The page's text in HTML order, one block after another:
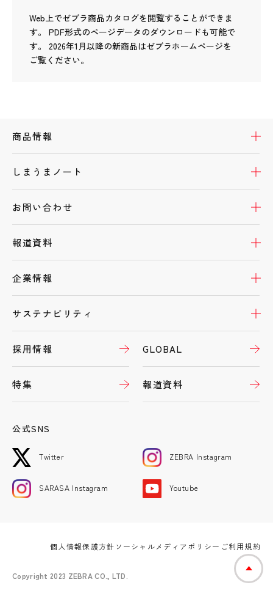
Web上でゼブラ商品カタログを閲覧することができま
す。 PDF形式のページデータのダウンロードも可能で
す。
2026年1月以降の新商品はゼブラホームページを
ご覧ください。
商品情報
しまうまノート
お問い合わせ
報道資料
企業情報
サステナビリティ
採用情報 GLOBAL
特集 報道資料
公式SNS
Twitter ZEBRA Instagram
SARASA Instagram Youtube
個人情報保護方針 ソーシャルメディアポリシー ご利用規約
Copyright 2023 ZEBRA CO., LTD.